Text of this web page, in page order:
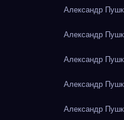
Александр
Александр
Александр
Александр
Александр